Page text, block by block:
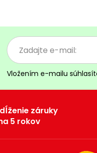
Vložením e-mailu
záruky
5 rokov